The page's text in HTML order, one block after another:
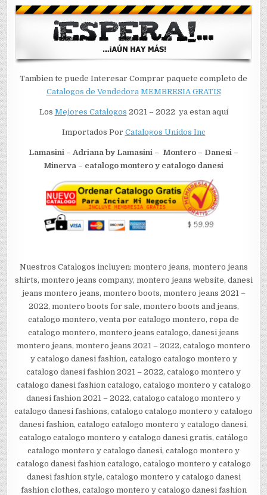
Tambien te puede Interesar Comprar paquete completo de
Catalogos de Vendedora MEMBRESIA GRATIS
Los Mejores Catalogos 2021 – 2022 ya estan aquí
Importados Por Catalogos Unidos Inc
Lamasini – Adriana by Lamasini – Montero – Danesi –
Minerva – catalogo montero y catalogo danesi
Nuestros Catalogos incluyen: montero jeans, montero jeans
shirts, montero jeans company, montero jeans website, danesi
jeans montero jeans, montero boots, montero jeans 2021 –
2022, montero boots for sale, montero boots and jeans,
catalogo montero, venta por catalogo montero, ropa de
catalogo montero, montero jeans catalogo, danesi jeans
montero jeans, montero jeans 2021 – 2022, catalogo montero
y catalogo danesi fashion, catalogo catalogo montero y
catalogo danesi fashion 2021 – 2022, catalogo montero y
catalogo danesi fashion catalogo, catalogo montero y catalogo
danesi fashion 2021 – 2022, catalogo catalogo montero y
catalogo danesi fashions, catalogo catalogo montero y catalogo
danesi fashion, catalogo catalogo montero y catalogo danesi,
catalogo catalogo montero y catalogo danesi gratis, catálogo
catalogo montero y catalogo danesi, catalogo montero y
catalogo danesi fashion catalogo, catalogo montero y catalogo
danesi fashion style, catalogo montero y catalogo danesi
fashion clothes, catalogo montero y catalogo danesi fashion